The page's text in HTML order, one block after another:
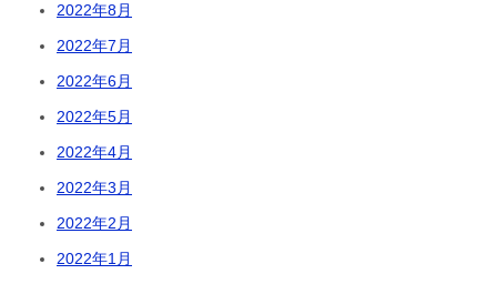
2022年8月
2022年7月
2022年6月
2022年5月
2022年4月
2022年3月
2022年2月
2022年1月